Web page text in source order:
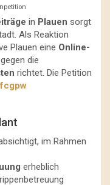
in Plauen sorgt
Als Reaktion
Plauen eine Online-
die
richtet. Die Petition
im Rahmen
erheblich